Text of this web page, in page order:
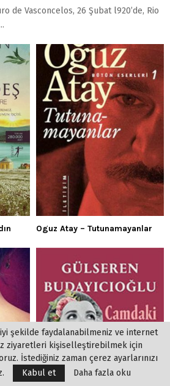
de Vasconcelos, 26 Şubat l920’de, Rio
Oguz Atay – Tutunamayanlar
şekilde faydalanabilmeniz ve internet
ziyaretleri kişiselleştirebilmek için
İstediğiniz zaman çerez ayarlarınızı
Kabul et Daha fazla oku